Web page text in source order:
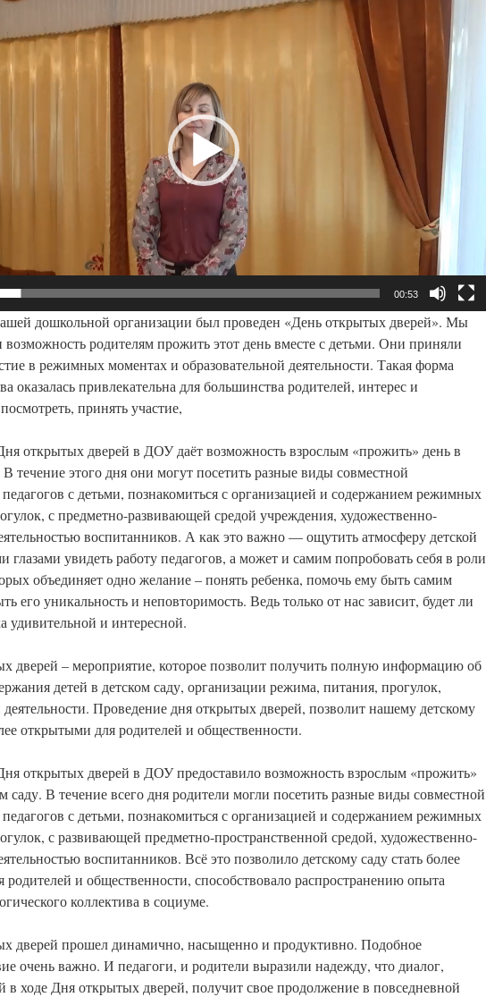
00:53
дошкольной организации был проведен «День открытых дверей». Мы
возможность родителям прожить этот день вместе с детьми. Они приняли
в режимных моментах и образовательной деятельности. Такая форма
оказалась привлекательна для большинства родителей, интерес и
принять участие,
открытых дверей в ДОУ даёт возможность взрослым «прожить» день в
В течение этого дня они могут посетить разные виды совместной
педагогов с детьми, познакомиться с организацией и содержанием режимных
с предметно-развивающей средой учреждения, художественно-
воспитанников. А как это важно — ощутить атмосферу детской
глазами увидеть работу педагогов, а может и самим попробовать себя в роли
объединяет одно желание – понять ребенка, помочь ему быть самим
его уникальность и неповторимость. Ведь только от нас зависит, будет ли
удивительной и интересной.
дверей – мероприятие, которое позволит получить полную информацию об
детей в детском саду, организации режима, питания, прогулок,
Проведение дня открытых дверей, позволит нашему детскому
открытыми для родителей и общественности.
открытых дверей в ДОУ предоставило возможность взрослым «прожить»
саду. В течение всего дня родители могли посетить разные виды совместной
педагогов с детьми, познакомиться с организацией и содержанием режимных
с развивающей предметно-пространственной средой, художественно-
воспитанников. Всё это позволило детскому саду стать более
и общественности, способствовало распространению опыта
коллектива в социуме.
дверей прошел динамично, насыщенно и продуктивно. Подобное
очень важно. И педагоги, и родители выразили надежду, что диалог,
в ходе Дня открытых дверей, получит свое продолжение в повседневной